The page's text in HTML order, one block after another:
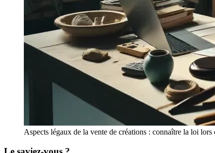
Aspects légaux de la vente de créations : connaître la loi lors